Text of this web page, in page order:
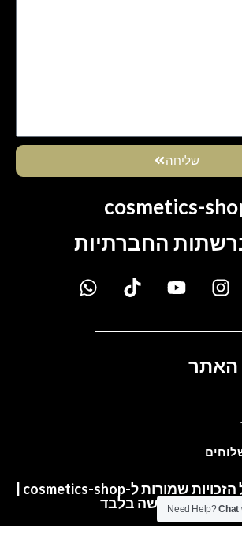
שליחה
cosmetics-
החברתיות
האתר
תקנון האתר | כל הזכויות שמורות ל-cosmetics-shop |
להמחשה בלבדNeed Help?Chat